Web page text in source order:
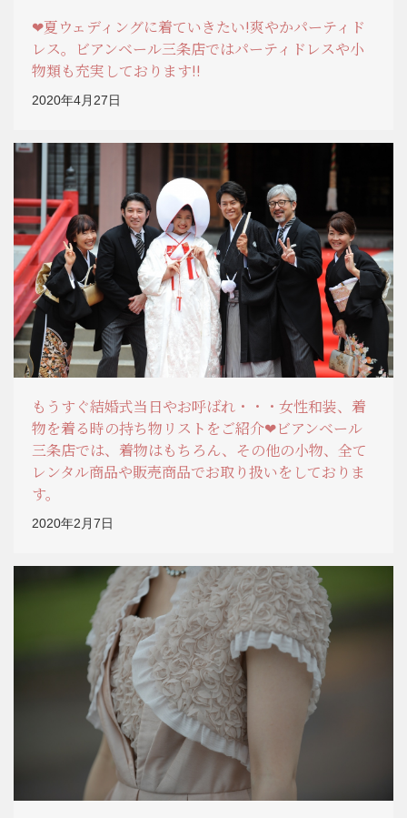
❤夏ウェディングに着ていきたい!爽やかパーティド
レス。ビアンベール三条店ではパーティドレスや小
物類も充実しております!!
2020年4月27日
もうすぐ結婚式当日やお呼ばれ・・・女性和装、着
物を着る時の持ち物リストをご紹介❤ビアンベール
三条店では、着物はもちろん、その他の小物、全て
レンタル商品や販売商品でお取り扱いをしておりま
す。
2020年2月7日